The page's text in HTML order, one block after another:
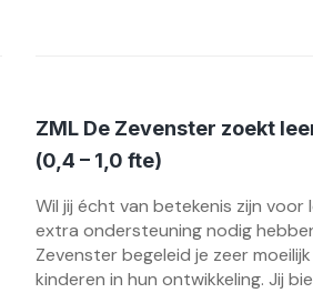
ZML De Zevenster zoekt
(0,4 – 1,0 fte)
Wil jij écht van betekenis zijn voor
extra ondersteuning nodig
Zevenster begeleid je zeer
kinderen in hun ontwikkeling. Jij